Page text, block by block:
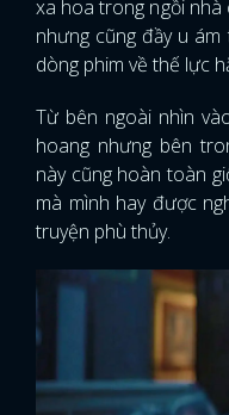
xa hoa trong ngồi nhà
nhưng cũng đầy u
dòng phim về thế lực
Từ bên ngoài nhìn
hoang nhưng bên
này cũng hoàn toàn
mà mình hay được
truyện phù thủy.